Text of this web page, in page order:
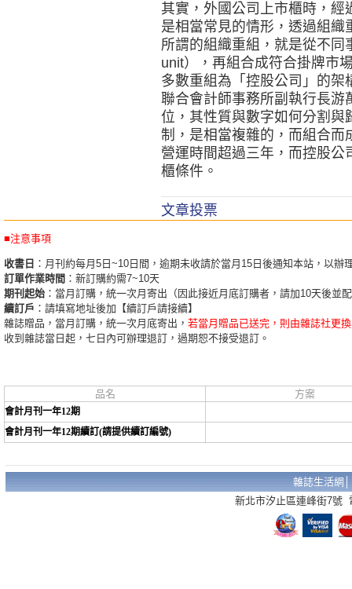
其實，外國公司上市櫃時，
是相當常見的情形，透過組
所謂的組織重組，就是從不
unit），再組合成符合掛牌市
多數重組為「控股公司」的
聯合會計師事務所副執行長游
位，其性質與數字如何分割
制，是相當複雜的，而組合而
營運時間超過三年，而控股
櫃條件。
文章投票
■注意事項
收書日 ：月刊約每月5日~10日間，逾期未收請於當月15日後通知本站，以辦
訂單作業時間 ：新訂購約需7~10天
期刊起始 ：當月訂購，統一次月寄出（因此接近月底訂購者，請加10天後並
續訂戶 ：請填寫地址後加【續訂戶請接續】
雜誌贈品，當月訂購，統一次月底寄出， 若當月贈品已送完，則由雜誌社更
收到雜誌當日起，七日內可辦理退訂，過期恕不接受退訂。
品名 方案
會計月刊一年12期
會計月刊一年12期續訂(請提供續訂編號)
雜誌生活網
新北市汐止區連峰街7號